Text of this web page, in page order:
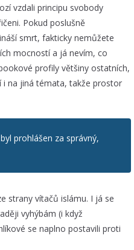
vzdali principu svobody
Pokud poslušně
smrt, fakticky nemůžete
mocností a já nevím, co
profily většiny ostatních,
i na jiná témata, takže prostor
prohlášen za správný,
strany vítačů islámu. I já se
vyhýbám (i když
se naplno postavili proti